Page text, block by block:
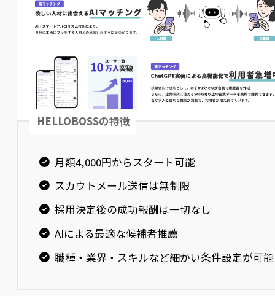
HELLOBOSSの特徴
月額4,000円からスタート可能
スカウトメール送信は無制限
採用決定後の成功報酬は一切なし
AIによる最適な候補者推薦
職種・業界・スキルなど細かい条件設定が可能